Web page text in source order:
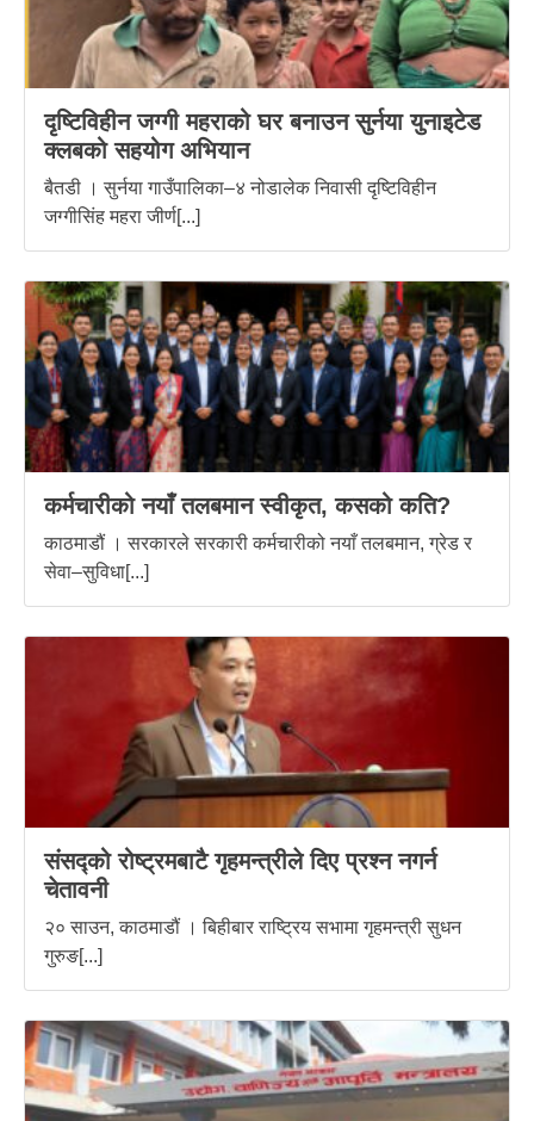
दृष्टिविहीन जग्गी महराको घर बनाउन सुर्नया युनाइटेड
क्लबको सहयोग अभियान
बैतडी । सुर्नया गाउँपालिका–४ नोडालेक निवासी दृष्टिविहीन
जग्गीसिंह महरा जीर्ण[...]
कर्मचारीको नयाँ तलबमान स्वीकृत, कसको कति?
काठमाडौं । सरकारले सरकारी कर्मचारीको नयाँ तलबमान, ग्रेड र
सेवा–सुविधा[...]
संसद्को रोष्ट्रमबाटै गृहमन्त्रीले दिए प्रश्न नगर्न
चेतावनी
२० साउन, काठमाडौं । बिहीबार राष्ट्रिय सभामा गृहमन्त्री सुधन
गुरुङ[...]